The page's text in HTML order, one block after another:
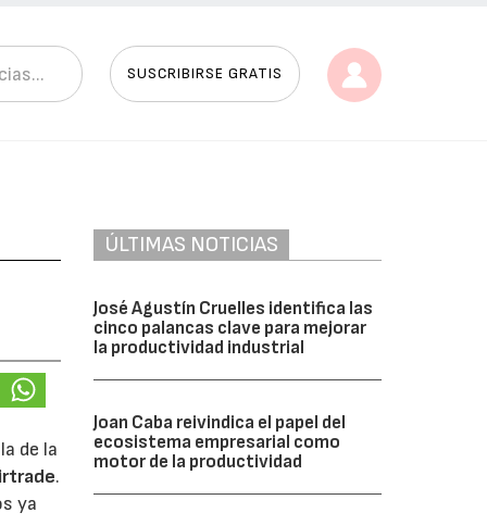
SUSCRIBIRSE GRATIS
de la
.
ya
ÚLTIMAS NOTICIAS
José Agustín Cruelles identifica las
cinco palancas clave para mejorar
la productividad industrial
Joan Caba reivindica el papel del
ecosistema empresarial como
motor de la productividad